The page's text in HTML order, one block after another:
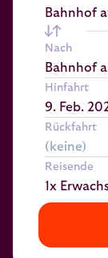
Bahnhof
Nach
Bahnhof
Hinfahrt
Rückfahrt
Reisende
1x